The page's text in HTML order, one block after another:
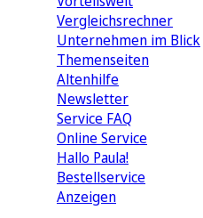
Vergleichsrechner
Unternehmen im Blick
Themenseiten
Altenhilfe
Newsletter
Service FAQ
Online Service
Hallo Paula!
Bestellservice
Anzeigen